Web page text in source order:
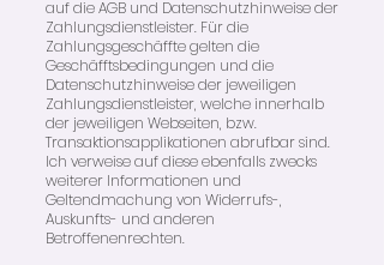
auf die AGB und Datenschutzhinweise der
Zahlungsdienstleister. Für die
Zahlungsgeschäffte gelten die
Geschäfftsbedingungen und die
Datenschutzhinweise der jeweiligen
Zahlungsdienstleister, welche innerhalb
der jeweiligen Webseiten, bzw.
Transaktionsapplikationen abrufbar sind.
Ich verweise auf diese ebenfalls zwecks
weiterer Informationen und
Geltendmachung von Widerrufs-,
Auskunfts- und anderen
Betroffenenrechten.